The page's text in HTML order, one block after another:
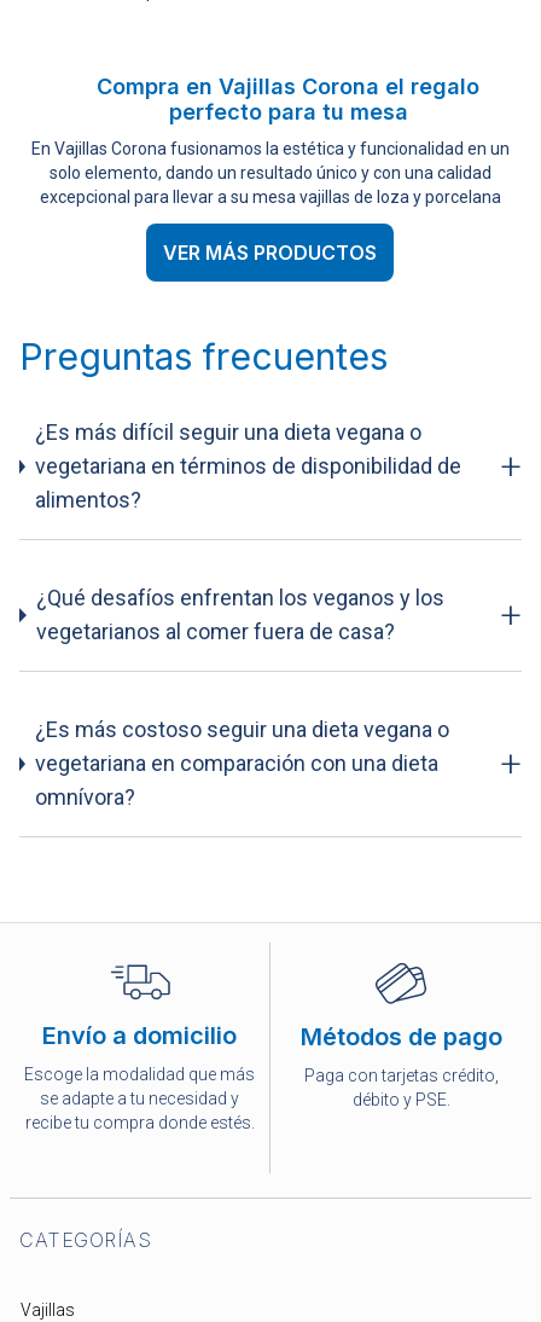
Compra en Vajillas Corona el regalo
perfecto para tu mesa
En Vajillas Corona fusionamos la estética y funcionalidad en un
solo elemento, dando un resultado único y con una calidad
excepcional para llevar a su mesa vajillas de loza y porcelana
VER MÁS PRODUCTOS
Preguntas frecuentes
¿Es más difícil seguir una dieta vegana o
vegetariana en términos de disponibilidad de
alimentos?
+
¿Qué desafíos enfrentan los veganos y los
vegetarianos al comer fuera de casa?
+
¿Es más costoso seguir una dieta vegana o
vegetariana en comparación con una dieta
omnívora?
+
Envío a domicilio
Escoge la modalidad que más
se adapte a tu necesidad y
recibe tu compra donde estés.
Métodos de pago
Paga con tarjetas crédito,
débito y PSE.
CATEGORÍAS
Vajillas